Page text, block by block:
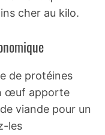
cher au kilo.
de protéines
œuf apporte
viande pour un
les